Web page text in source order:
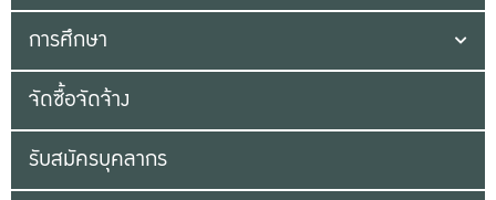
การศึกษา
จัดซื้อจัดจ้าง
รับสมัครบุคลากร